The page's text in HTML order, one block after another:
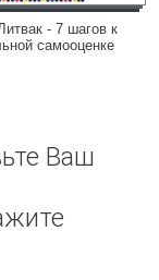
- 7 шагов к
самооценке
Ваш